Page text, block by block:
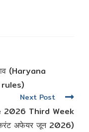
(Haryana
Next Post
Third Week
करंट अफेयर जून 2026)